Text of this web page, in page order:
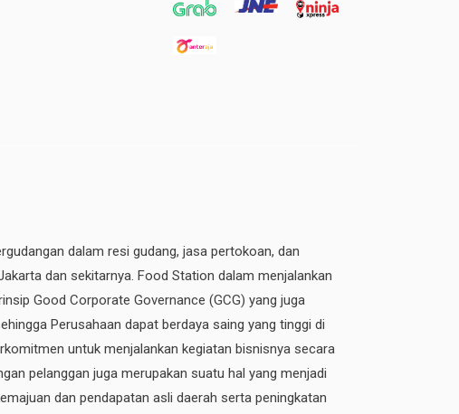
dalam resi gudang, jasa pertokoan, dan
dan sekitarnya. Food Station dalam menjalankan
Good Corporate Governance (GCG) yang juga
Perusahaan dapat berdaya saing yang tinggi di
untuk menjalankan kegiatan bisnisnya secara
pelanggan juga merupakan suatu hal yang menjadi
dan pendapatan asli daerah serta peningkatan